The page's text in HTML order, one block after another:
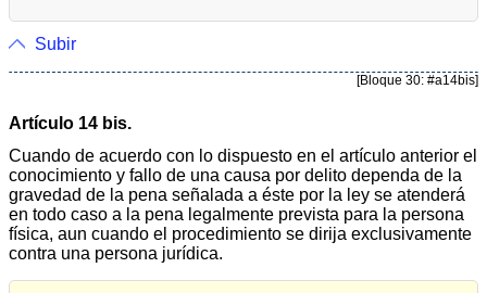
Subir
[Bloque 30: #a14bis]
Artículo 14 bis.
Cuando de acuerdo con lo dispuesto en el artículo anterior el
conocimiento y fallo de una causa por delito dependa de la
gravedad de la pena señalada a éste por la ley se atenderá
en todo caso a la pena legalmente prevista para la persona
física, aun cuando el procedimiento se dirija exclusivamente
contra una persona jurídica.